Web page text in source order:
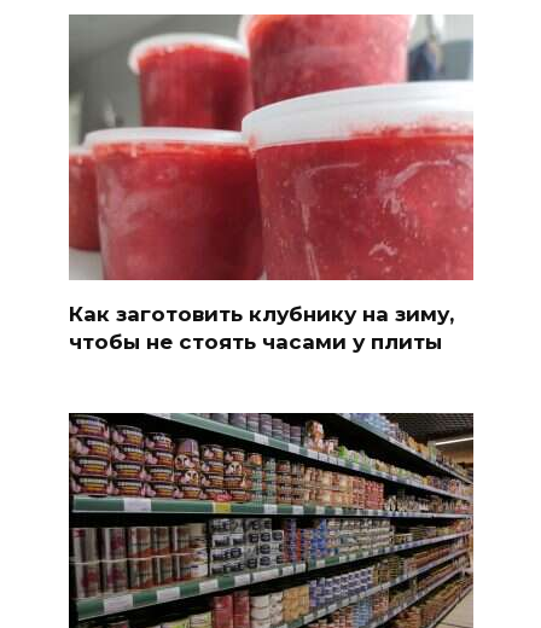
Как заготовить клубнику на зиму,
чтобы не стоять часами у плиты